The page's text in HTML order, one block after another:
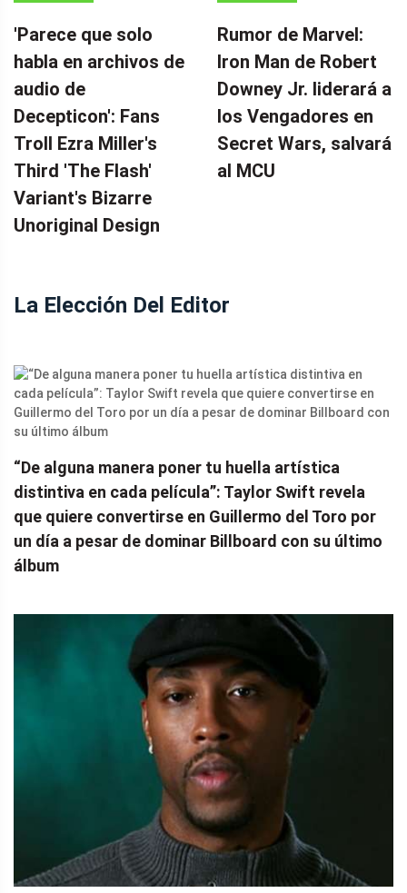
'Parece que solo
habla en archivos de
audio de
Decepticon': Fans
Troll Ezra Miller's
Third 'The Flash'
Variant's Bizarre
Unoriginal Design
Rumor de Marvel:
Iron Man de Robert
Downey Jr. liderará a
los Vengadores en
Secret Wars, salvará
al MCU
La Elección Del Editor
“De alguna manera poner tu huella artística
distintiva en cada película”: Taylor Swift revela
que quiere convertirse en Guillermo del Toro por
un día a pesar de dominar Billboard con su último
álbum